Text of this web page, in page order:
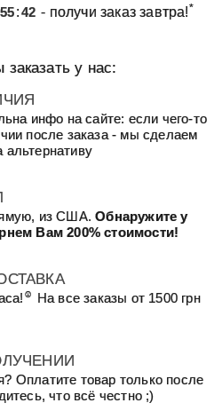
55:42 - получи заказ завтра!*
заказать у нас:
инфо на сайте: если чего-то
после заказа - мы сделаем
альтернативу
из США.Обнаружите у
Вам 200% стоимости!
☺
На все заказы от 1500 грн
Оплатите товар только после
что всё честно ;)